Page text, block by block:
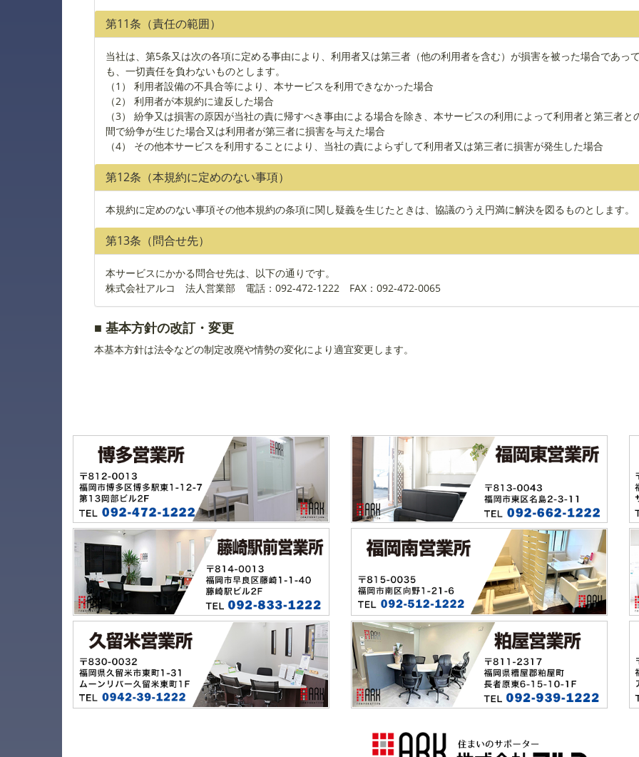
第11条（責任の範囲）
当社は、第5条又は次の各項に定める事由により、利用者又は第三者（他の利用者を含む）が損害を被った場合であっ
も、一切責任を負わないものとします。
（1） 利用者設備の不具合等により、本サービスを利用できなかった場合
（2） 利用者が本規約に違反した場合
（3） 紛争又は損害の原因が当社の責に帰すべき事由による場合を除き、本サービスの利用によって利用者と第三者と
間で紛争が生じた場合又は利用者が第三者に損害を与えた場合
（4） その他本サービスを利用することにより、当社の責によらずして利用者又は第三者に損害が発生した場合
第12条（本規約に定めのない事項）
本規約に定めのない事項その他本規約の条項に関し疑義を生じたときは、協議のうえ円満に解決を図るものとします。
第13条（問合せ先）
本サービスにかかる問合せ先は、以下の通りです。
株式会社アルコ 法人営業部
電話：092-472-1222 FAX：092-472-0065
■ 基本方針の改訂・変更
本基本方針は法令などの制定改廃や情勢の変化により適宜変更します。